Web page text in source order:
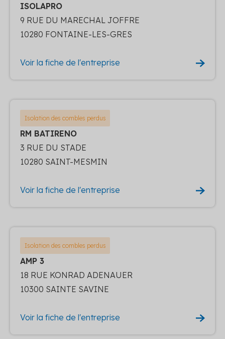
ISOLAPRO
9 RUE DU MARECHAL JOFFRE
10280 FONTAINE-LES-GRES
Voir la fiche de l'entreprise
Isolation des combles perdus
RM BATIRENO
3 RUE DU STADE
10280 SAINT-MESMIN
Voir la fiche de l'entreprise
Isolation des combles perdus
AMP 3
18 RUE KONRAD ADENAUER
10300 SAINTE SAVINE
Voir la fiche de l'entreprise